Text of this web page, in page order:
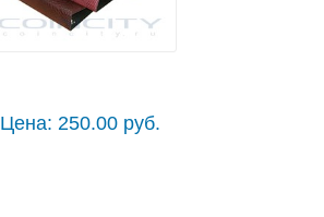
Цена: 250.00 руб.